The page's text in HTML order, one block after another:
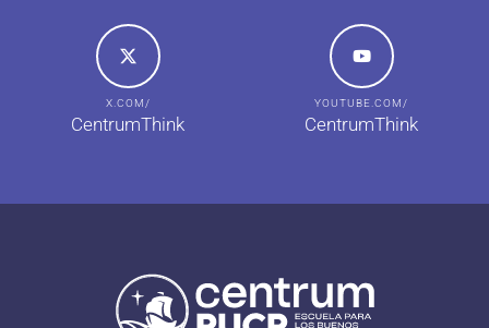
X.COM/
CentrumThink
YOUTUBE.COM/
CentrumThink